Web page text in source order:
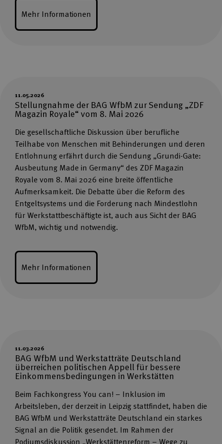
Mehr Informationen
11.05.2026
Stellungnahme der BAG WfbM zur Sendung „ZDF
Magazin Royale“ vom 8. Mai 2026
Die gesellschaftliche Diskussion über berufliche
Teilhabe von Menschen mit Behinderungen und deren
Entlohnung erfährt durch die Sendung „Grundi-Gate:
Ausbeutung Made in Germany“ des ZDF Magazin
Royale vom 8. Mai 2026 eine breite öffentliche
Aufmerksamkeit. Die Debatte über die Reform des
Entgeltsystems und die Forderung nach Mindestlohn
für Werkstattbeschäftigte ist, auch aus Sicht der BAG
WfbM, wichtig und notwendig.
Mehr Informationen
11.03.2026
BAG WfbM und Werkstatträte Deutschland
überreichen politischen Appell für bessere
Einkommensbedingungen in Werkstätten
Beim Fachkongress You can! – Inklusion im
Arbeitsleben, der derzeit in Leipzig stattfindet, haben die
BAG WfbM und Werkstatträte Deutschland ein starkes
Signal an die Politik gesendet. Im Rahmen der
Podiumsdiskussion „Werkstättenreform – Wege zu